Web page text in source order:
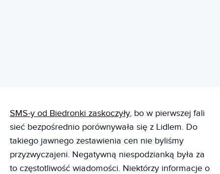
SMS-y od Biedronki zaskoczyły, bo w pierwszej fali
sieć bezpośrednio porównywała się z Lidlem. Do
takiego jawnego zestawienia cen nie byliśmy
przyzwyczajeni. Negatywną niespodzianką była za
to częstotliwość wiadomości. Niektórzy informacje o